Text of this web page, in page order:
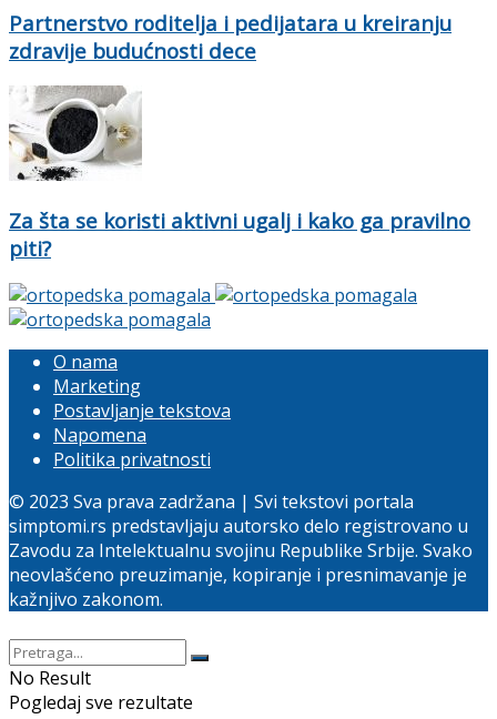
Partnerstvo roditelja i pedijatara u kreiranju
zdravije budućnosti dece
Za šta se koristi aktivni ugalj i kako ga pravilno
piti?
O nama
Marketing
Postavljanje tekstova
Napomena
Politika privatnosti
© 2023 Sva prava zadržana | Svi tekstovi portala
simptomi.rs predstavljaju autorsko delo registrovano u
Zavodu za Intelektualnu svojinu Republike Srbije. Svako
neovlašćeno preuzimanje, kopiranje i presnimavanje je
kažnjivo zakonom.
No Result
Pogledaj sve rezultate